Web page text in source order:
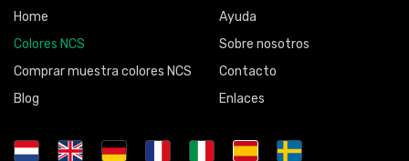
Home
Colores NCS
Comprar muestra colores NCS
Blog
Ayuda
Sobre nosotros
Contacto
Enlaces